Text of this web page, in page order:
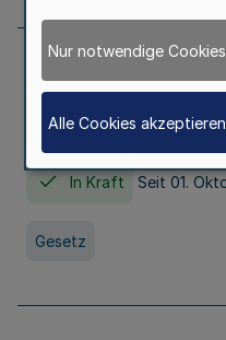
Gesetz über die
Nordrhein-
HG)
In Kraft Seit 01.
Gesetz
Nur notwendige
Alle Cookies akzeptieren